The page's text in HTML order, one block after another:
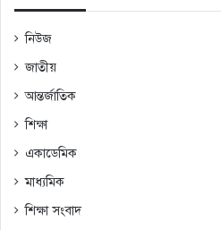
নিউজ
জাতীয়
আন্তর্জাতিক
শিক্ষা
একাডেমিক
মাধ্যমিক
শিক্ষা সংবাদ